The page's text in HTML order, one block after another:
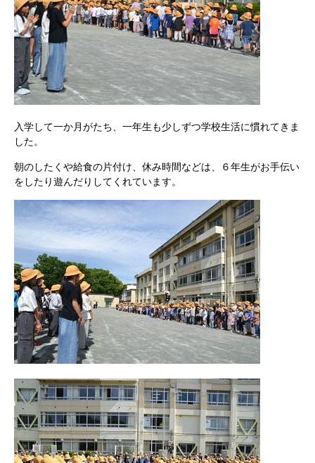
入学して一か月がたち、一年生も少しずつ学校生活に慣れてきま
した。
朝のしたくや給食の片付け、休み時間などは、６年生がお手伝い
をしたり遊んだりしてくれています。